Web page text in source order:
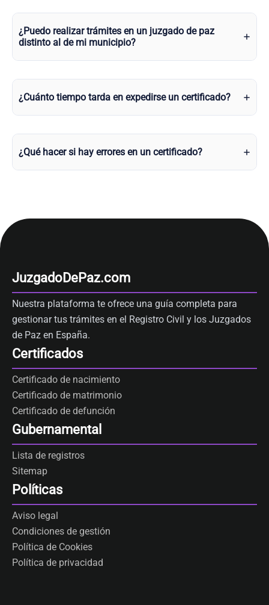
¿Puedo realizar trámites en un juzgado de paz
distinto al de mi municipio?
¿Cuánto tiempo tarda en expedirse un certificado?
¿Qué hacer si hay errores en un certificado?
JuzgadoDePaz.com
Nuestra plataforma te ofrece una guía completa para
gestionar tus trámites en el Registro Civil y los Juzgados
de Paz en España.
Certificados
Certificado de nacimiento
Certificado de matrimonio
Certificado de defunción
Gubernamental
Lista de registros
Sitemap
Políticas
Aviso legal
Condiciones de gestión
Política de Cookies
Política de privacidad